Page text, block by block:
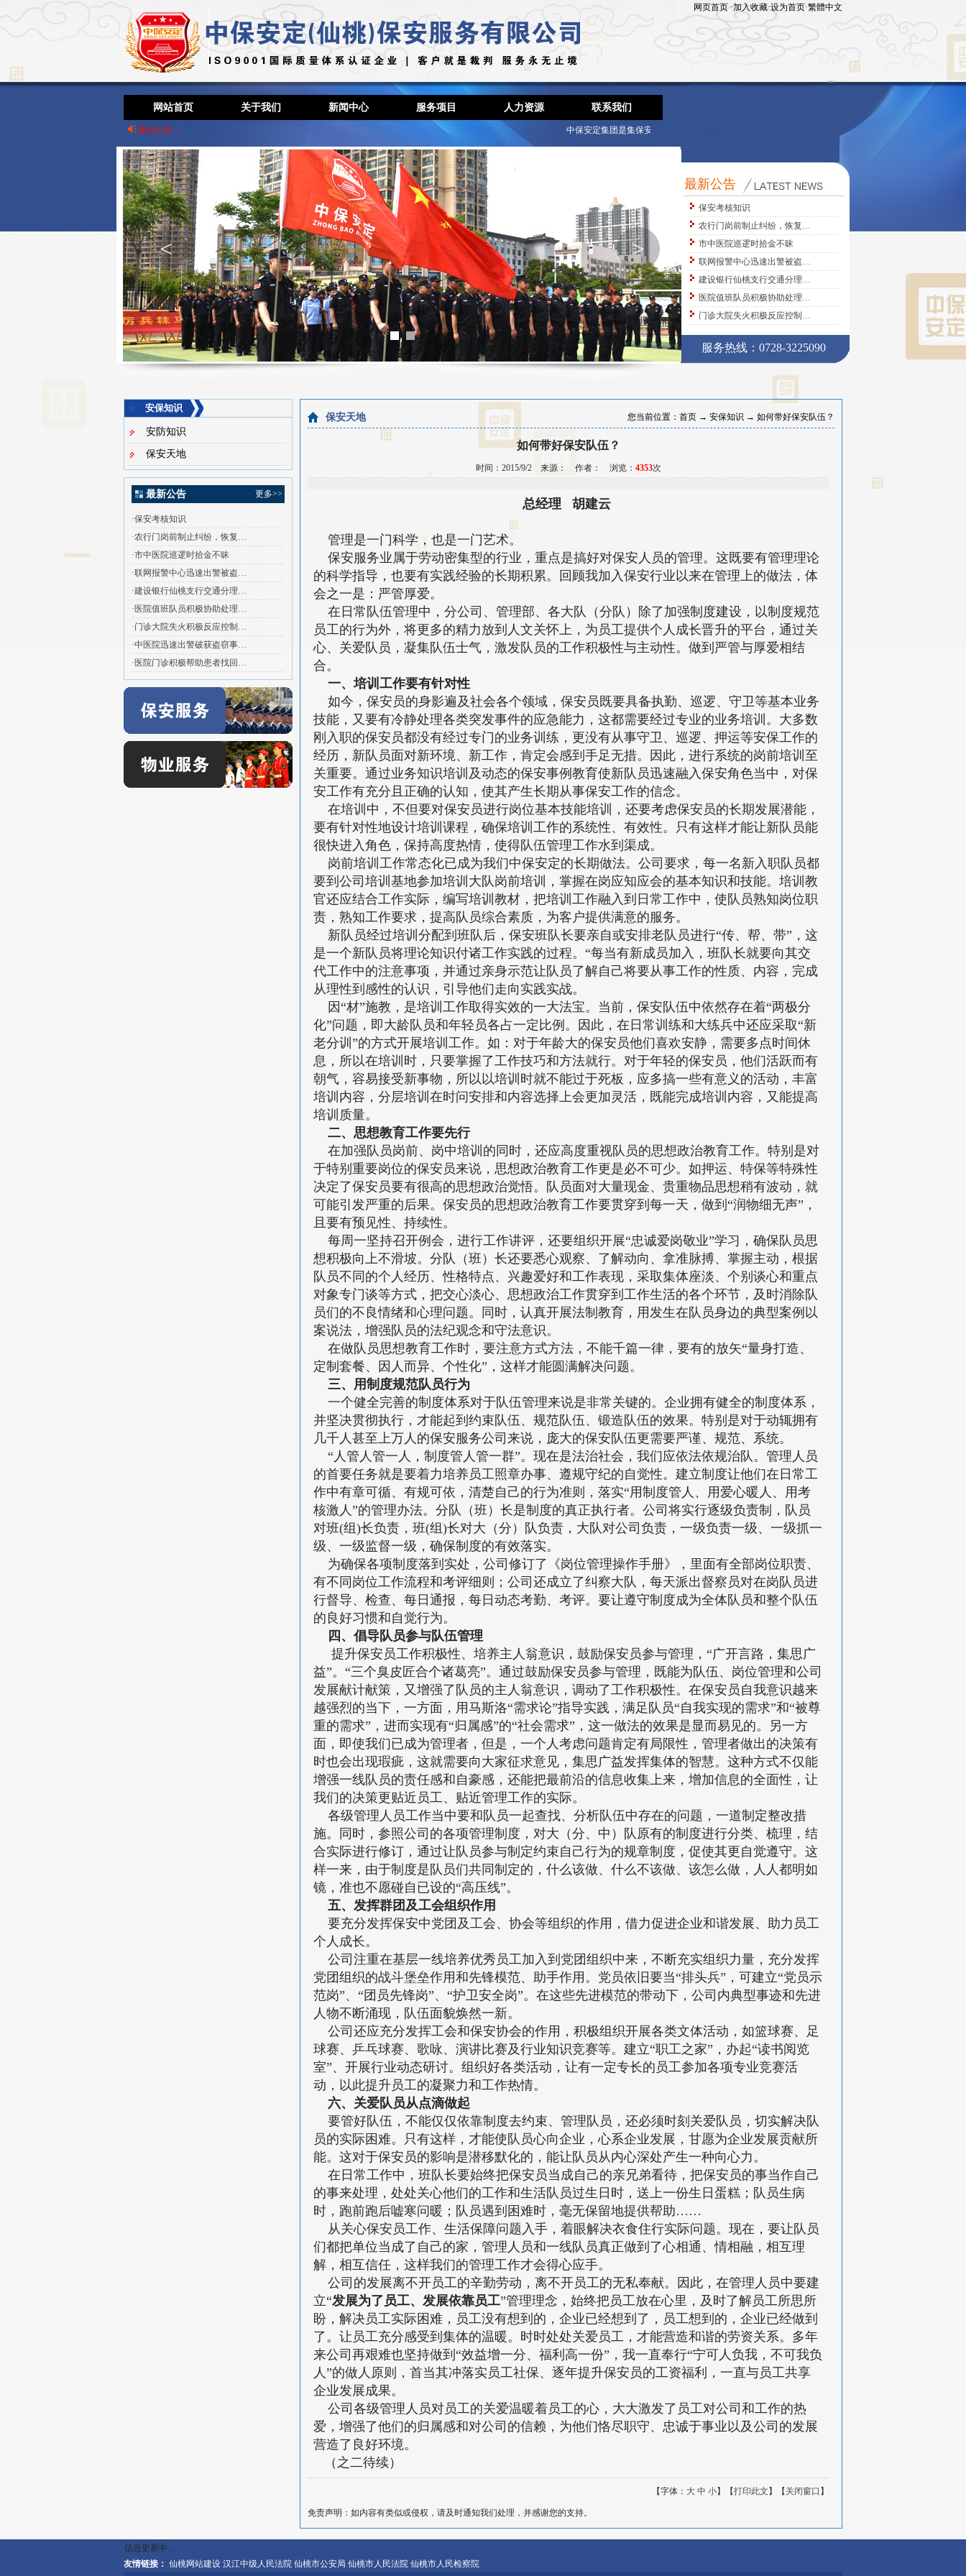
网页首页·加入收藏·设为首页·繁體中文
网站首页 关于我们 新闻中心 服务项目 人力资源 联系我们
通知公告： 中保安定集团是集保安人防、技术防范、物业服务等多元化服务为一体的集团公司，资产总额人民币8000
>
<
最新公告
保安考核知识
农行门岗前制止纠纷，恢复…
市中医院巡逻时拾金不昧
联网报警中心迅速出警被盗…
建设银行仙桃支行交通分理…
医院值班队员积极协助处理…
门诊大院失火积极反应控制…
服务热线：0728-3225090
安保知识
安防知识
保安天地
最新公告 更多>>
·保安考核知识
·农行门岗前制止纠纷，恢复…
·市中医院巡逻时拾金不昧
·联网报警中心迅速出警被盗…
·建设银行仙桃支行交通分理…
· 医院值班队员积极协助处理…
·门诊大院失火积极反应控制…
·中医院迅速出警破获盗窃事…
· 医院门诊积极帮助患者找回…
保安天地 您当前位置： 首页 → 安保知识 → 如何带好保安队伍？
如何带好保安队伍？
时间：2015/9/2 来源： 作者： 浏览： 4353次
总经理 胡建云
管理是一门科学，也是一门艺术。
保安服务业属于劳动密集型的行业，重点是搞好对保安人员的管理。这既要有管理理论
的科学指导，也要有实践经验的长期积累。回顾我加入保安行业以来在管理上的做法，体
会之一是：严管厚爱。
在日常队伍管理中，分公司、管理部、各大队（分队）除了加强制度建设，以制度规范
员工的行为外，将更多的精力放到人文关怀上，为员工提供个人成长晋升的平台，通过关
心、关爱队员，凝集队伍士气，激发队员的工作积极性与主动性。做到严管与厚爱相结
合。
一、培训工作要有针对性
如今，保安员的身影遍及社会各个领域，保安员既要具备执勤、巡逻、守卫等基本业务
技能，又要有冷静处理各类突发事件的应急能力，这都需要经过专业的业务培训。大多数
刚入职的保安员都没有经过专门的业务训练，更没有从事守卫、巡逻、押运等安保工作的
经历，新队员面对新环境、新工作，肯定会感到手足无措。因此，进行系统的岗前培训至
关重要。通过业务知识培训及动态的保安事例教育使新队员迅速融入保安角色当中，对保
安工作有充分且正确的认知，使其产生长期从事保安工作的信念。
在培训中，不但要对保安员进行岗位基本技能培训，还要考虑保安员的长期发展潜能，
要有针对性地设计培训课程，确保培训工作的系统性、有效性。只有这样才能让新队员能
很快进入角色，保持高度热情，使得队伍管理工作水到渠成。
岗前培训工作常态化已成为我们中保安定的长期做法。公司要求，每一名新入职队员都
要到公司培训基地参加培训大队岗前培训，掌握在岗应知应会的基本知识和技能。培训教
官还应结合工作实际，编写培训教材，把培训工作融入到日常工作中，使队员熟知岗位职
责，熟知工作要求，提高队员综合素质，为客户提供满意的服务。
新队员经过培训分配到班队后，保安班队长要亲自或安排老队员进行“传、帮、带”，这
是一个新队员将理论知识付诸工作实践的过程。“每当有新成员加入，班队长就要向其交
代工作中的注意事项，并通过亲身示范让队员了解自己将要从事工作的性质、内容，完成
从理性到感性的认识，引导他们走向实践实战。
因“材”施教，是培训工作取得实效的一大法宝。当前，保安队伍中依然存在着“两极分
化”问题，即大龄队员和年轻员各占一定比例。因此，在日常训练和大练兵中还应采取“新
老分训”的方式开展培训工作。如：对于年龄大的保安员他们喜欢安静，需要多点时间休
息，所以在培训时，只要掌握了工作技巧和方法就行。对于年轻的保安员，他们活跃而有
朝气，容易接受新事物，所以以培训时就不能过于死板，应多搞一些有意义的活动，丰富
培训内容，分层培训在时问安排和内容选择上会更加灵活，既能完成培训内容，又能提高
培训质量。
二、思想教育工作要先行
在加强队员岗前、岗中培训的同时，还应高度重视队员的思想政治教育工作。特别是对
于特别重要岗位的保安员来说，思想政治教育工作更是必不可少。如押运、特保等特殊性
决定了保安员要有很高的思想政治觉悟。队员面对大量现金、贵重物品思想稍有波动，就
可能引发严重的后果。保安员的思想政治教育工作要贯穿到每一天，做到“润物细无声”，
且要有预见性、持续性。
每周一坚持召开例会，进行工作讲评，还要组织开展“忠诚爱岗敬业”学习，确保队员思
想积极向上不滑坡。分队（班）长还要悉心观察、了解动向、拿准脉搏、掌握主动，根据
队员不同的个人经历、性格特点、兴趣爱好和工作表现，采取集体座淡、个别谈心和重点
对象专门谈等方式，把交心淡心、思想政治工作贯穿到工作生活的各个环节，及时消除队
员们的不良情绪和心理问题。同时，认真开展法制教育，用发生在队员身边的典型案例以
案说法，增强队员的法纪观念和守法意识。
在做队员思想教育工作时，要注意方式方法，不能千篇一律，要有的放矢“量身打造、
定制套餐、因人而异、个性化”，这样才能圆满解决问题。
三、用制度规范队员行为
一个健全完善的制度体系对于队伍管理来说是非常关键的。企业拥有健全的制度体系，
并坚决贯彻执行，才能起到约束队伍、规范队伍、锻造队伍的效果。特别是对于动辄拥有
几千人甚至上万人的保安服务公司来说，庞大的保安队伍更需要严谨、规范、系统。
“人管人管一人，制度管人管一群”。现在是法治社会，我们应依法依规治队。管理人员
的首要任务就是要着力培养员工照章办事、遵规守纪的自觉性。建立制度让他们在日常工
作中有章可循、有规可依，清楚自己的行为准则，落实“用制度管人、用爱心暖人、用考
核激人”的管理办法。分队（班）长是制度的真正执行者。公司将实行逐级负责制，队员
对班(组)长负责，班(组)长对大（分）队负责，大队对公司负责，一级负责一级、一级抓一
级、一级监督一级，确保制度的有效落实。
为确保各项制度落到实处，公司修订了《岗位管理操作手册》，里面有全部岗位职责、
有不同岗位工作流程和考评细则；公司还成立了纠察大队，每天派出督察员对在岗队员进
行督导、检查、每日通报，每日动态考勤、考评。要让遵守制度成为全体队员和整个队伍
的良好习惯和自觉行为。
四、倡导队员参与队伍管理
提升保安员工作积极性、培养主人翁意识，鼓励保安员参与管理，“广开言路，集思广
益”。“三个臭皮匠合个诸葛亮”。通过鼓励保安员参与管理，既能为队伍、岗位管理和公司
发展献计献策，又增强了队员的主人翁意识，调动了工作积极性。在保安员自我意识越来
越强烈的当下，一方面，用马斯洛“需求论”指导实践，满足队员“自我实现的需求”和“被尊
重的需求”，进而实现有“归属感”的“社会需求”，这一做法的效果是显而易见的。另一方
面，即使我们已成为管理者，但是，一个人考虑问题肯定有局限性，管理者做出的决策有
时也会出现瑕疵，这就需要向大家征求意见，集思广益发挥集体的智慧。这种方式不仅能
增强一线队员的责任感和自豪感，还能把最前沿的信息收集上来，增加信息的全面性，让
我们的决策更贴近员工、贴近管理工作的实际。
各级管理人员工作当中要和队员一起查找、分析队伍中存在的问题，一道制定整改措
施。同时，参照公司的各项管理制度，对大（分、中）队原有的制度进行分类、梳理，结
合实际进行修订，通过让队员参与制定约束自己行为的规章制度，促使其更自觉遵守。这
样一来，由于制度是队员们共同制定的，什么该做、什么不该做、该怎么做，人人都明如
镜，准也不愿碰自已设的“高压线”。
五、发挥群团及工会组织作用
要充分发挥保安中党团及工会、协会等组织的作用，借力促进企业和谐发展、助力员工
个人成长。
公司注重在基层一线培养优秀员工加入到党团组织中来，不断充实组织力量，充分发挥
党团组织的战斗堡垒作用和先锋模范、助手作用。党员依旧要当“排头兵”，可建立“党员示
范岗”、“团员先锋岗”、“护卫安全岗”。在这些先进模范的带动下，公司内典型事迹和先进
人物不断涌现，队伍面貌焕然一新。
公司还应充分发挥工会和保安协会的作用，积极组织开展各类文体活动，如篮球赛、足
球赛、乒乓球赛、歌咏、演讲比赛及行业知识竞赛等。建立“职工之家”，办起“读书阅览
室”、开展行业动态研讨。组织好各类活动，让有一定专长的员工参加各项专业竞赛活
动，以此提升员工的凝聚力和工作热情。
六、关爱队员从点滴做起
要管好队伍，不能仅仅依靠制度去约束、管理队员，还必须时刻关爱队员，切实解决队
员的实际困难。只有这样，才能使队员心向企业，心系企业发展，甘愿为企业发展贡献所
能。这对于保安员的影响是潜移默化的，能让队员从内心深处产生一种向心力。
在日常工作中，班队长要始终把保安员当成自己的亲兄弟看待，把保安员的事当作自己
的事来处理，处处关心他们的工作和生活队员过生日时，送上一份生日蛋糕；队员生病
时，跑前跑后嘘寒问暖；队员遇到困难时，毫无保留地提供帮助……
从关心保安员工作、生活保障问题入手，着眼解决衣食住行实际问题。现在，要让队员
们都把单位当成了自己的家，管理人员和一线队员真正做到了心相通、情相融，相互理
解，相互信任，这样我们的管理工作才会得心应手。
公司的发展离不开员工的辛勤劳动，离不开员工的无私奉献。因此，在管理人员中要建
立“发展为了员工、发展依靠员工”管理理念，始终把员工放在心里，及时了解员工所思所
盼，解决员工实际困难，员工没有想到的，企业已经想到了，员工想到的，企业已经做到
了。让员工充分感受到集体的温暖。时时处处关爱员工，才能营造和谐的劳资关系。多年
来公司再艰难也坚持做到“效益增一分、福利高一份”，我一直奉行“宁可人负我，不可我负
人”的做人原则，首当其冲落实员工社保、逐年提升保安员的工资福利，一直与员工共享
企业发展成果。
公司各级管理人员对员工的关爱温暖着员工的心，大大激发了员工对公司和工作的热
爱，增强了他们的归属感和对公司的信赖，为他们恪尽职守、忠诚于事业以及公司的发展
营造了良好环境。
（之二待续）
【字体： 大 中 小】【打印此文 】【 关闭窗口 】
免责声明：如内容有类似或侵权，请及时通知我们处理，并感谢您的支持。
信息更新中...
友情链接： 仙桃网站建设 汉江中级人民法院 仙桃市公安局 仙桃市人民法院 仙桃市人民检察院